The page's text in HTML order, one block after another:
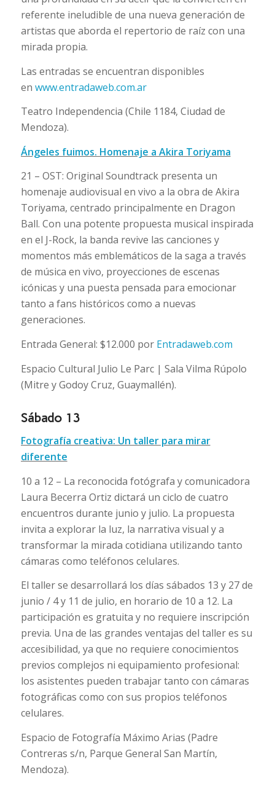
referente ineludible de una nueva generación de
artistas que aborda el repertorio de raíz con una
mirada propia.
Las entradas se encuentran disponibles
en www.entradaweb.com.ar
Teatro Independencia (Chile 1184, Ciudad de
Mendoza).
Ángeles fuimos. Homenaje a Akira Toriyama
21 – OST: Original Soundtrack presenta un
homenaje audiovisual en vivo a la obra de Akira
Toriyama, centrado principalmente en Dragon
Ball. Con una potente propuesta musical inspirada
en el J-Rock, la banda revive las canciones y
momentos más emblemáticos de la saga a través
de música en vivo, proyecciones de escenas
icónicas y una puesta pensada para emocionar
tanto a fans históricos como a nuevas
generaciones.
Entrada General: $12.000 por Entradaweb.com
Espacio Cultural Julio Le Parc | Sala Vilma Rúpolo
(Mitre y Godoy Cruz, Guaymallén).
Sábado 13
Fotografía creativa: Un taller para mirar
diferente
10 a 12 – La reconocida fotógrafa y comunicadora
Laura Becerra Ortiz dictará un ciclo de cuatro
encuentros durante junio y julio. La propuesta
invita a explorar la luz, la narrativa visual y a
transformar la mirada cotidiana utilizando tanto
cámaras como teléfonos celulares.
El taller se desarrollará los días sábados 13 y 27 de
junio / 4 y 11 de julio, en horario de 10 a 12. La
participación es gratuita y no requiere inscripción
previa. Una de las grandes ventajas del taller es su
accesibilidad, ya que no requiere conocimientos
previos complejos ni equipamiento profesional:
los asistentes pueden trabajar tanto con cámaras
fotográficas como con sus propios teléfonos
celulares.
Espacio de Fotografía Máximo Arias (Padre
Contreras s/n, Parque General San Martín,
Mendoza).